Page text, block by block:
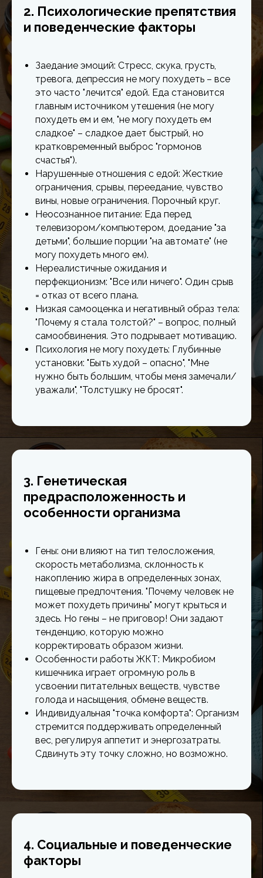
2. Психологические препятствия
и поведенческие факторы
Заедание эмоций: Стресс, скука, грусть,
тревога, депрессия не могу похудеть – все
это часто "лечится" едой. Еда становится
главным источником утешения (не могу
похудеть ем и ем, "не могу похудеть ем
сладкое" – сладкое дает быстрый, но
кратковременный выброс "гормонов
счастья").
Нарушенные отношения с едой: Жесткие
ограничения, срывы, переедание, чувство
вины, новые ограничения. Порочный круг.
Неосознанное питание: Еда перед
телевизором/компьютером, доедание "за
детьми", большие порции "на автомате" (не
могу похудеть много ем).
Нереалистичные ожидания и
перфекционизм: "Все или ничего". Один срыв
= отказ от всего плана.
Низкая самооценка и негативный образ тела:
"Почему я стала толстой?" – вопрос, полный
самообвинения. Это подрывает мотивацию.
Психология не могу похудеть: Глубинные
установки: "Быть худой – опасно", "Мне
нужно быть большим, чтобы меня замечали/
уважали", "Толстушку не бросят".
3. Генетическая
предрасположенность и
особенности организма
Гены: они влияют на тип телосложения,
скорость метаболизма, склонность к
накоплению жира в определенных зонах,
пищевые предпочтения. "Почему человек не
может похудеть причины" могут крыться и
здесь. Но гены – не приговор! Они задают
тенденцию, которую можно
корректировать образом жизни.
Особенности работы ЖКТ: Микробиом
кишечника играет огромную роль в
усвоении питательных веществ, чувстве
голода и насыщения, обмене веществ.
Индивидуальная "точка комфорта": Организм
стремится поддерживать определенный
вес, регулируя аппетит и энергозатраты.
Сдвинуть эту точку сложно, но возможно.
4. Социальные и поведенческие
факторы